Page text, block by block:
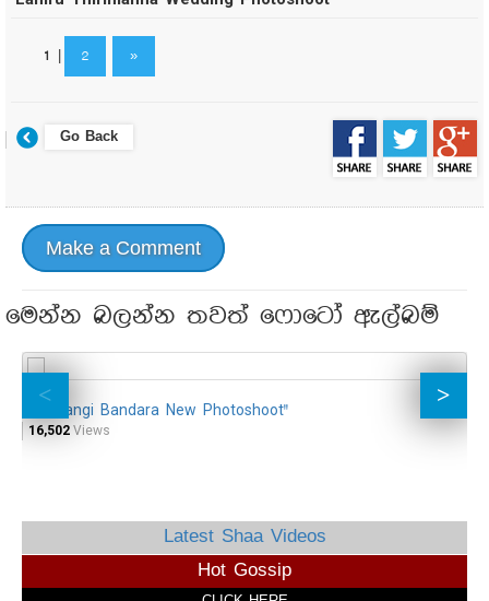
1 2 »
Go Back
Make a Comment
මෙන්න බලන්න තවත් ෆොටෝ ඇල්බම්
"Nuwangi Bandara New Photoshoot"
16,502 Views
Latest Shaa Videos
Hot Gossip